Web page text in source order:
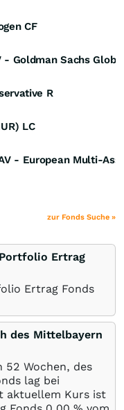
CF
- Goldman Sachs
R
LC
- European Multi-
zur Fonds Suche »
Ertrag
Ertrag Fonds
des Mittelbayern
Wochen, des
lag bei
aktuellem Kurs ist